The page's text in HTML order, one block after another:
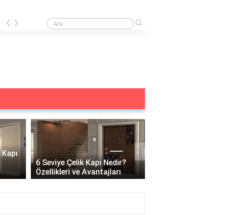
Merkezi kilit acilmiyor ne yapmalıyım?
‹ ›
6 Seviye Çelik Kapı Nedir?
Özellikleri ve Avantajları
›